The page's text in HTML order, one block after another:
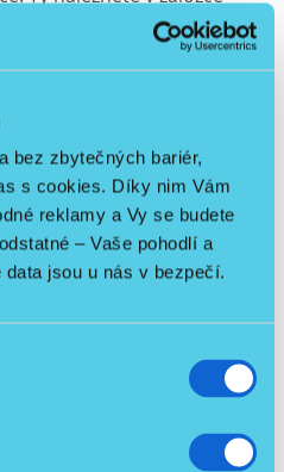
bez zbytečných bariér,
s cookies. Díky nim Vám
reklamy a Vy se budete
– Vaše pohodlí a
jsou u nás v bezpečí.